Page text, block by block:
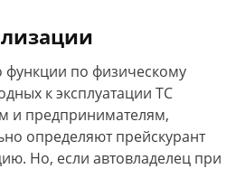
функции по физическому
к эксплуатации ТС
и предпринимателям,
определяют прейскурант
Но, если автовладелец при